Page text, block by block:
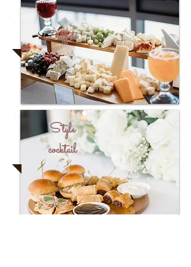
Buffets
Style
cocktail